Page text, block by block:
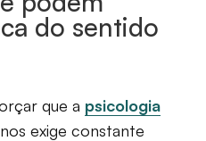
do sentido
que a psicologia
exige constante